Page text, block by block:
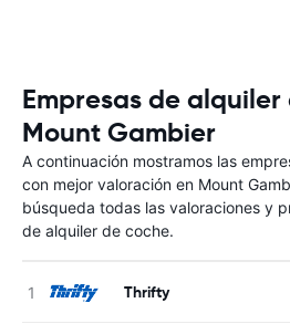
Empresas de alquiler
Mount Gambier
A continuación mostramos las
con mejor valoración en Mount
búsqueda todas las valoraciones y
de alquiler de coche.
Thrifty